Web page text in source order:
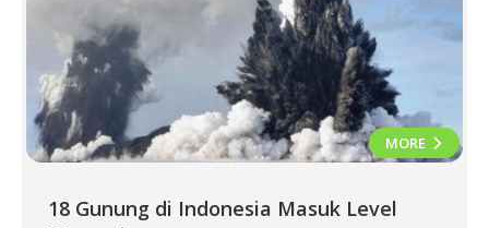
MORE
18 Gunung di Indonesia Masuk Level